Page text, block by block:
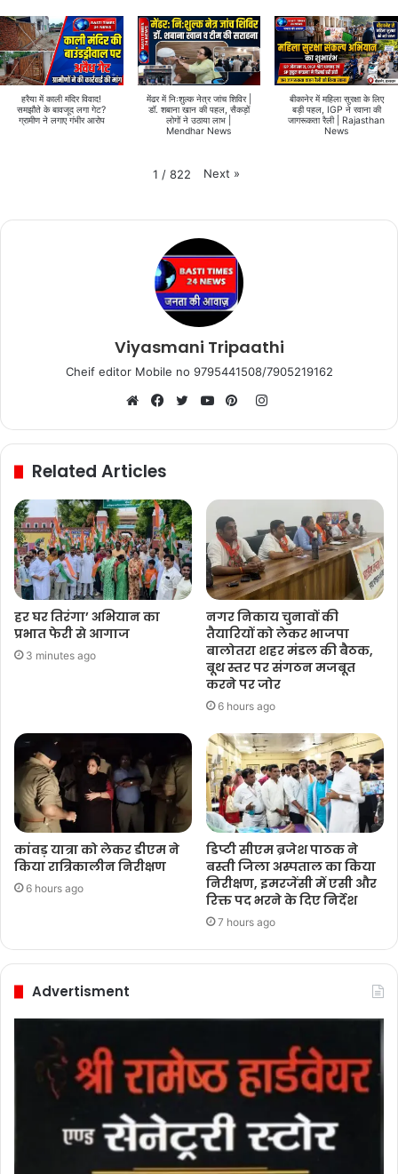
हरैया में काली मंदिर विवाद!
समझौते के बावजूद लगा गेट?
ग्रामीण ने लगाए गंभीर आरोप
मेंढर में निःशुल्क नेत्र जांच शिविर |
डॉ. शबाना खान की पहल, सैकड़ों
लोगों ने उठाया लाभ |
Mendhar News
बीकानेर में महिला सुरक्षा के लिए
बड़ी पहल, IGP ने रवाना की
जागरूकता रैली | Rajasthan
News
1 / 822 Next »
Viyasmani Tripaathi
Cheif editor Mobile no 9795441508/7905219162
Instagram
Related Articles
हर घर तिरंगा’ अभियान का
प्रभात फेरी से आगाज
3 minutes ago
नगर निकाय चुनावों की
तैयारियों को लेकर भाजपा
बालोतरा शहर मंडल की बैठक,
बूथ स्तर पर संगठन मजबूत
करने पर जोर
6 hours ago
कांवड़ यात्रा को लेकर डीएम ने
किया रात्रिकालीन निरीक्षण
6 hours ago
डिप्टी सीएम ब्रजेश पाठक ने
बस्ती जिला अस्पताल का किया
निरीक्षण, इमरजेंसी में एसी और
रिक्त पद भरने के दिए निर्देश
7 hours ago
Advertisment